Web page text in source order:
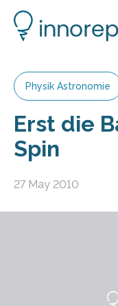
Physik Astronomie
Erst die
Spin
27 May 2010